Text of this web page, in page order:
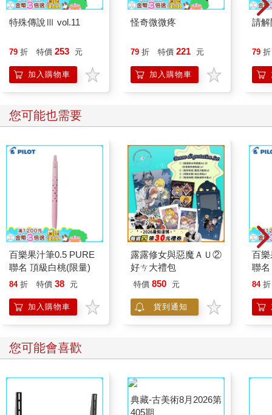
特殊傳說Ⅲ vol.11
79 折 特價 253 元
加入購物車
怪奇微微疼
79 折 特價 221 元
加入購物車
請解
79 折
您可能也需要
百樂果汁筆0.5 PURE
聯名 頂級白桃(限量)
84 折 特價 38 元
加入購物車
露露修女與惡魔ＡＵ②
好ㄘ大禮包
特價 850 元
貨到通知
百
聯
84 折
您可能會喜歡